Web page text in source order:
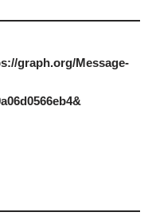
graph.org/Message-